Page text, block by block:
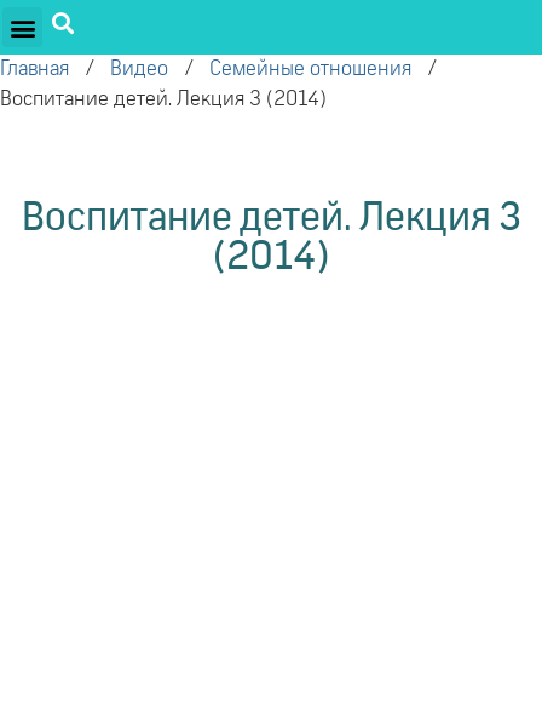
Главная / Видео / Семейные отношения /
Воспитание детей. Лекция 3 (2014)
Воспитание детей. Лекция 3
(2014)